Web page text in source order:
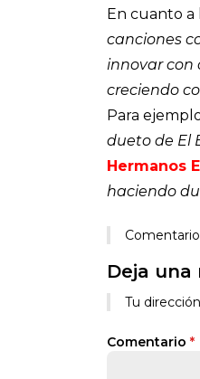
En cuanto a
canciones
innovar con
creciendo
Para
dueto de El
Hermanos
haciendo
Deja una
Tu
Comentario *